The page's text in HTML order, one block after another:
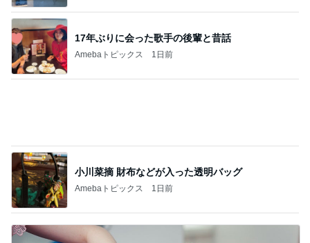
17年ぶりに会った歌手の後輩と昔話
Amebaトピックス 1日前
小川菜摘 財布などが入った透明バッグ
Amebaトピックス 1日前